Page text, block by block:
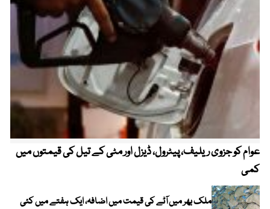
عوام کو جزوی ریلیف، پیٹرول، ڈیزل اور مٹی کے تیل کی قیمتوں میں
کمی
ملک بھر میں آٹے کی قیمت میں اضافہ، ایک ہفتے میں کئی